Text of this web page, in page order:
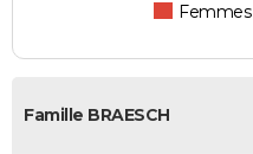
Femmes
Famille BRAESCH